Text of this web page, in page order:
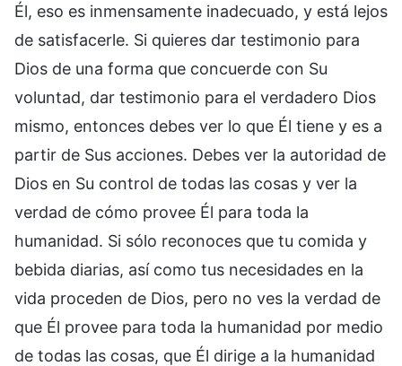
Él, eso es inmensamente inadecuado, y está lejos
de satisfacerle. Si quieres dar testimonio para
Dios de una forma que concuerde con Su
voluntad, dar testimonio para el verdadero Dios
mismo, entonces debes ver lo que Él tiene y es a
partir de Sus acciones. Debes ver la autoridad de
Dios en Su control de todas las cosas y ver la
verdad de cómo provee Él para toda la
humanidad. Si sólo reconoces que tu comida y
bebida diarias, así como tus necesidades en la
vida proceden de Dios, pero no ves la verdad de
que Él provee para toda la humanidad por medio
de todas las cosas, que Él dirige a la humanidad